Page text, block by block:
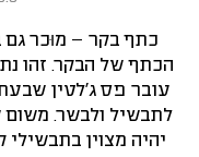
הכתף של הבקר. זהו
עובר פס ג’לטין
לתבשיל ולבשר. משום
יהיה מצוין בתבשילי